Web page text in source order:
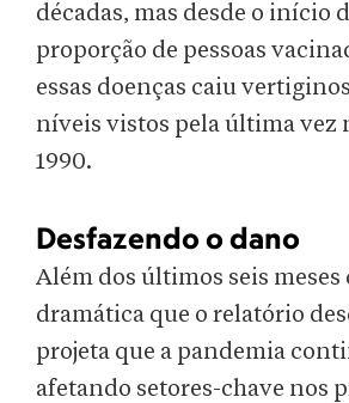
décadas, mas desde o início
proporção de pessoas
essas doenças caiu
níveis vistos pela última vez
1990.
Desfazendo o dano
Além dos últimos seis meses
dramática que o relatório
projeta que a pandemia
afetando setores-chave nos